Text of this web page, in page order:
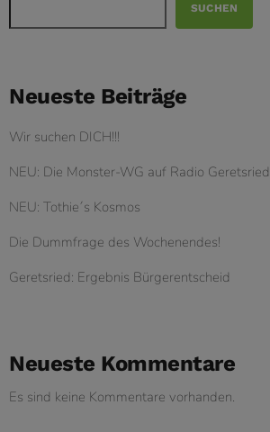
SUCHEN
Neueste Beiträge
Wir suchen DICH!!!
NEU: Die Monster-WG auf Radio Geretsried
NEU: Tothie´s Kosmos
Die Dummfrage des Wochenendes!
Geretsried: Ergebnis Bürgerentscheid
Neueste Kommentare
Es sind keine Kommentare vorhanden.